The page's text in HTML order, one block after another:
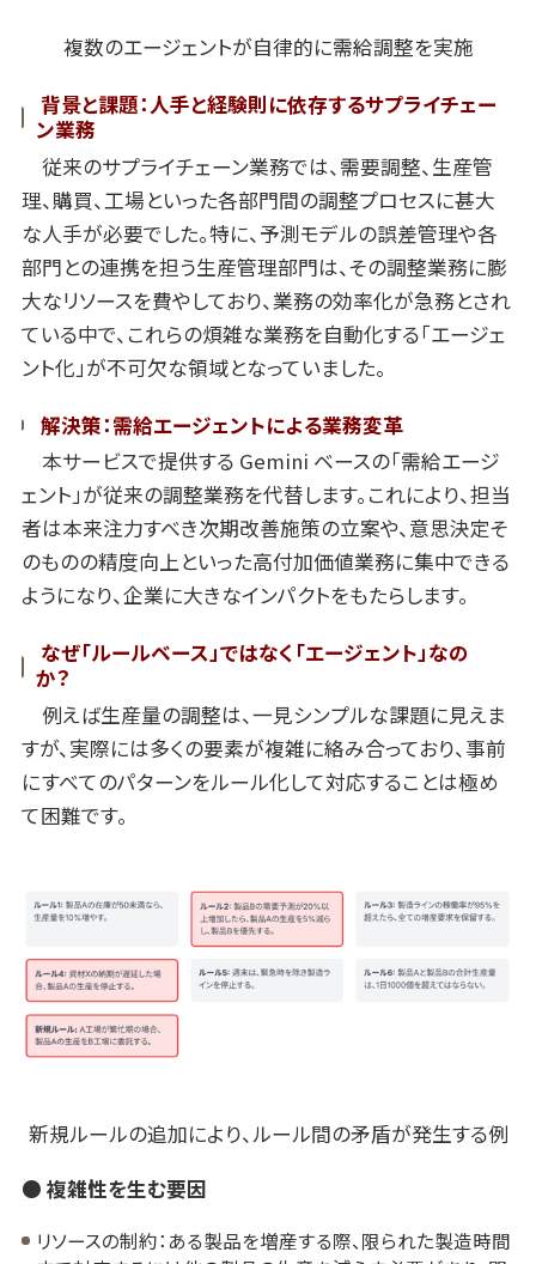
複数のエージェントが自律的に需給調整を実施
背景と課題：人手と経験則に依存するサプライチェー
ン業務
従来のサプライチェーン業務では、需要調整、生産管
理、購買、工場といった各部門間の調整プロセスに甚大
な人手が必要でした。特に、予測モデルの誤差管理や各
部門との連携を担う生産管理部門は、その調整業務に膨
大なリソースを費やしており、業務の効率化が急務とされ
ている中で、これらの煩雑な業務を自動化する「エージェ
ント化」が不可欠な領域となっていました。
解決策：需給エージェントによる業務変革
本サービスで提供する Gemini ベースの「需給エージ
ェント」が従来の調整業務を代替します。これにより、担当
者は本来注力すべき次期改善施策の立案や、意思決定そ
のものの精度向上といった高付加価値業務に集中できる
ようになり、企業に大きなインパクトをもたらします。
なぜ「ルールベース」ではなく「エージェント」なの
か？
例えば生産量の調整は、一見シンプルな課題に見えま
すが、実際には多くの要素が複雑に絡み合っており、事前
にすべてのパターンをルール化して対応することは極め
て困難です。
新規ルールの追加により、ルール間の矛盾が発生する例
● 複雑性を生む要因
リソースの制約：ある製品を増産する際、限られた製造時間